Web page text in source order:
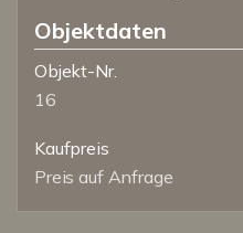
Objektdaten
Objekt-Nr.
16
Kaufpreis
Preis auf Anfrage